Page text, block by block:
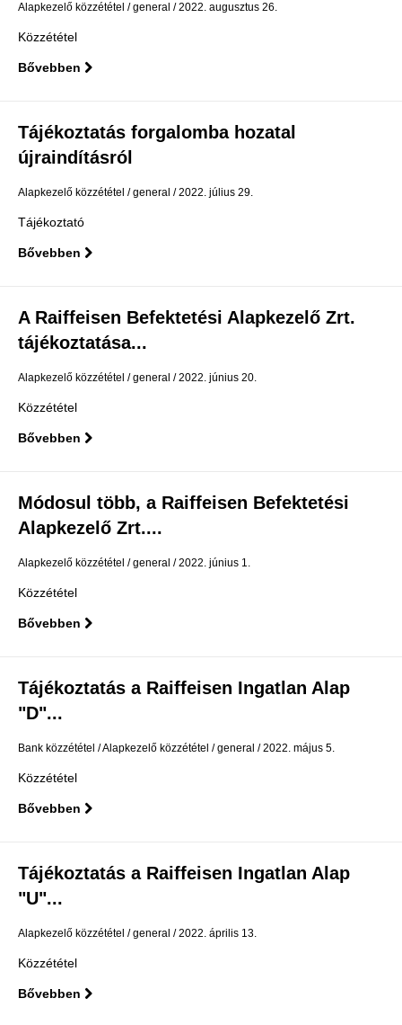
Alapkezelő közzététel general 2022. augusztus 26.
Közzététel
Bővebben
Tájékoztatás forgalomba hozatal
újraindításról
Alapkezelő közzététel general 2022. július 29.
Tájékoztató
Bővebben
A Raiffeisen Befektetési Alapkezelő Zrt.
tájékoztatása...
Alapkezelő közzététel general 2022. június 20.
Közzététel
Bővebben
Módosul több, a Raiffeisen Befektetési
Alapkezelő Zrt....
Alapkezelő közzététel general 2022. június 1.
Közzététel
Bővebben
Tájékoztatás a Raiffeisen Ingatlan Alap
"D"...
Bank közzététel Alapkezelő közzététel general 2022. május 5.
Közzététel
Bővebben
Tájékoztatás a Raiffeisen Ingatlan Alap
"U"...
Alapkezelő közzététel general 2022. április 13.
Közzététel
Bővebben